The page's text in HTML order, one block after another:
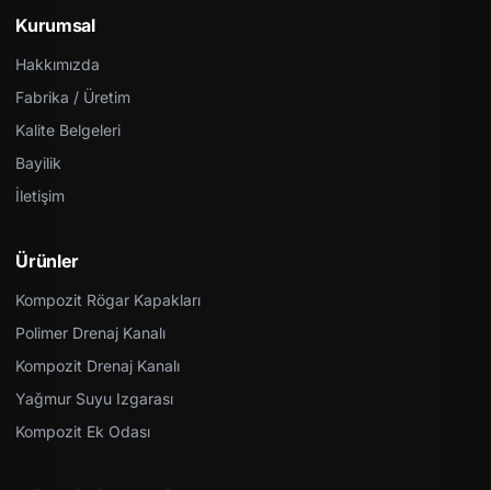
Kurumsal
Hakkımızda
Fabrika / Üretim
Kalite Belgeleri
Bayilik
İletişim
Ürünler
Kompozit Rögar Kapakları
Polimer Drenaj Kanalı
Kompozit Drenaj Kanalı
Yağmur Suyu Izgarası
Kompozit Ek Odası